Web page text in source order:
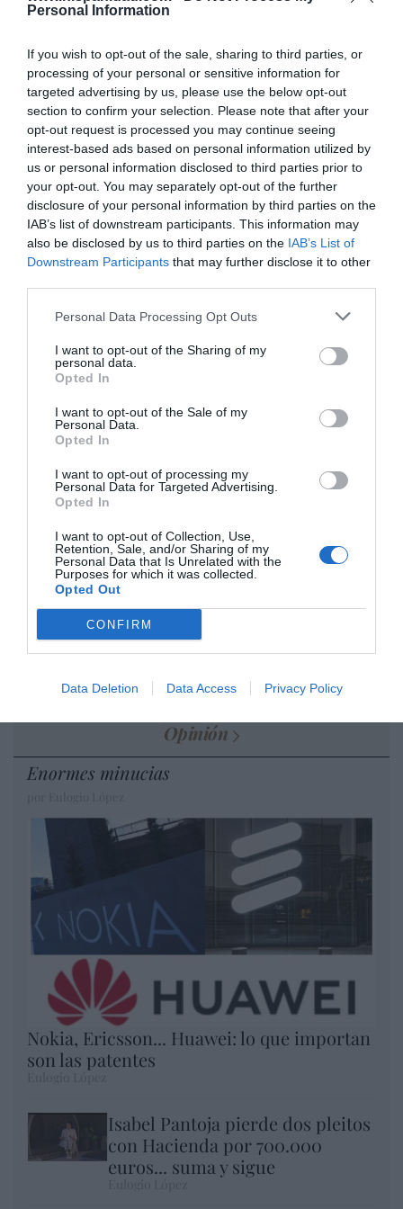
Personal Information
If you wish to opt-out of the sale, sharing to third parties, or
processing of your personal or sensitive information for
targeted advertising by us, please use the below opt-out
section to confirm your selection. Please note that after your
opt-out request is processed you may continue seeing
interest-based ads based on personal information utilized by
us or personal information disclosed to third parties prior to
your opt-out. You may separately opt-out of the further
disclosure of your personal information by third parties on the
IAB’s list of downstream participants. This information may
also be disclosed by us to third parties on the IAB’s List of
Downstream Participants that may further disclose it to other
Personal Data Processing Opt Outs
I want to opt-out of the Sharing of my
personal data.
Opted In
I want to opt-out of the Sale of my
Personal Data.
Opted In
I want to opt-out of processing my
Personal Data for Targeted Advertising.
Opted In
I want to opt-out of Collection, Use,
Retention, Sale, and/or Sharing of my
Personal Data that Is Unrelated with the
Purposes for which it was collected.
Opted Out
CONFIRM
Data Deletion Data Access Privacy Policy
INTERNACIONAL
chavismo y un sector de la oposición, pero
los venezolanos quieren a Corina
José Ángel Gutiérrez 07/08/26 11:46
ECONOMÍA
El ‘gran’ logro del ministro Puente: los
usuarios de tren de alta velocidad caen un
15,5% hasta junio
Cristina Martín 07/08/26 12:37
Ataque cristianófobo en la muy ‘woke’ ciudad
de Nueva York: destrozan una imagen de la
Virgen María
Marcelo Gullo: “El trabajo de desmitificar la
desmontar la falsificación, es un trabajo
cristiano"
por Hispanidad
Artículos anteriores
DIARIO DE LA CORRUPCIÓN SANCHISTA
Diario de la corrupción sanchista. Hazte
Oír se manifiesta delante de La Mareta:
“Pedro Sánchez es un criminal”
Artículos anteriores
Opinión
Enormes minucias
Nokia, Ericsson... Huawei: lo que importan
son las patentes
Isabel Pantoja pierde dos pleitos
con Hacienda por 700.000
euros... suma y sigue